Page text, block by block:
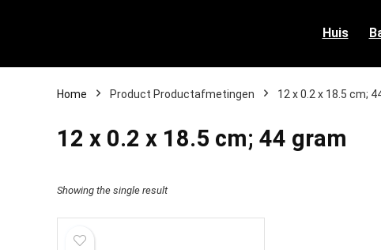
Huis
Home Product Productafmetingen ‎12 x 0.2 x 18.5 cm;
‎12 x 0.2 x 18.5 cm; 44 gram
Showing the single result